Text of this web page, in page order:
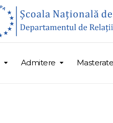
Admitere Masterate